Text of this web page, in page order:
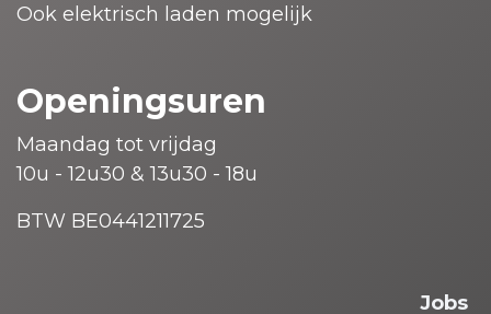
Ook elektrisch laden mogelijk
Openingsuren
Maandag tot vrijdag
10u - 12u30 & 13u30 - 18u
BTW BE0441211725
Jobs